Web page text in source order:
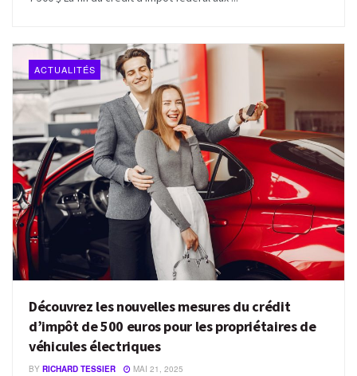
ACTUALITÉS
Découvrez les nouvelles mesures du crédit
d’impôt de 500 euros pour les propriétaires de
véhicules électriques
BY RICHARD TESSIER MAI 21, 2025